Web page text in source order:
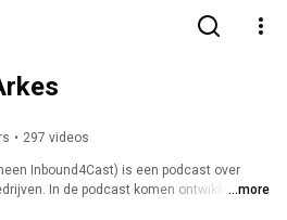
• 297 videos
Inbound4Cast) is een podcast over
In de podcast komen ontwikkelingen
...more